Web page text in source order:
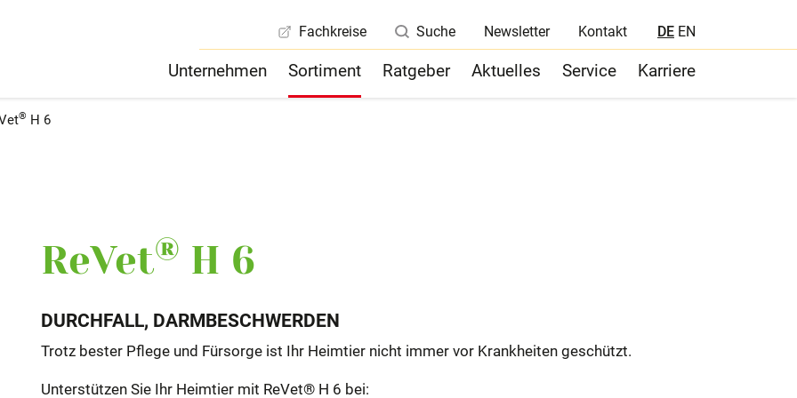
Fachkreise Suche Newsletter Kontakt DE EN
Unternehmen
Qualität
Sortiment Ratgeber Aktuelles Service
Kontakte
Karriere
® H 6
ReVet® H 6
DURCHFALL, DARMBESCHWERDEN
Trotz bester Pflege und Fürsorge ist Ihr Heimtier nicht immer vor Krankheiten geschützt.
Unterstützen Sie Ihr Heimtier mit ReVet® H 6 bei: